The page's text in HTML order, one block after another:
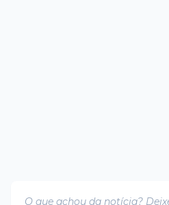
O que achou da notícia?